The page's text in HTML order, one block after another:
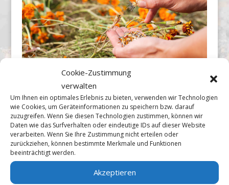
Cookie-Zustimmung
verwalten
Um Ihnen ein optimales Erlebnis zu bieten, verwenden wir Technologien
wie Cookies, um Geräteinformationen zu speichern bzw. darauf
zuzugreifen. Wenn Sie diesen Technologien zustimmen, können wir
Daten wie das Surfverhalten oder eindeutige IDs auf dieser Website
verarbeiten. Wenn Sie Ihre Zustimmung nicht erteilen oder
zurückziehen, können bestimmte Merkmale und Funktionen
beeinträchtigt werden.
Akzeptieren
Sie wollen unsere Arbeit unterstützen?
Werden Sie einfach Fördermitglied und helfen dadurch
direkt mit, unsere Schule möglich zu machen! Den
Beitrittsantrag für den Förderverein der Freien
Landbauschule finden Sie im Downloadbereich. Sie können
jedoch auch ohne Mitglied zu werden unsere Schule mit